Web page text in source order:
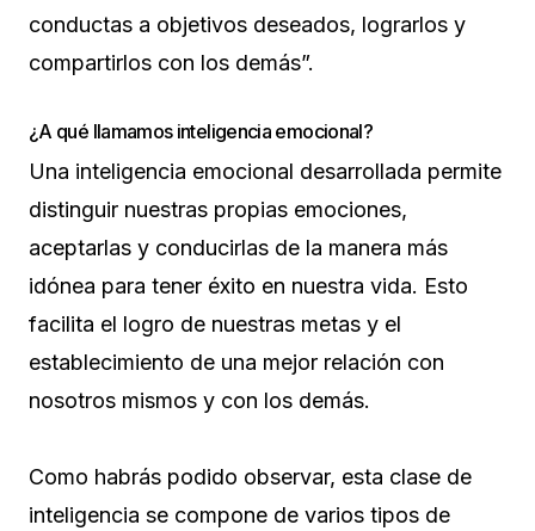
conductas a objetivos deseados, lograrlos y
compartirlos con los demás”.
¿A qué llamamos inteligencia emocional?
Una inteligencia emocional desarrollada permite
distinguir nuestras propias emociones,
aceptarlas y conducirlas de la manera más
idónea para tener éxito en nuestra vida. Esto
facilita el logro de nuestras metas y el
establecimiento de una mejor relación con
nosotros mismos y con los demás.
Como habrás podido observar, esta clase de
inteligencia se compone de varios tipos de